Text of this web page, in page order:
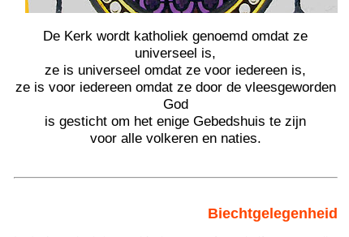
De Kerk wordt katholiek genoemd omdat ze
universeel is,
ze is universeel omdat ze voor iedereen is,
ze is voor iedereen omdat ze door de vleesgeworden
God
is gesticht om het enige Gebedshuis te zijn
voor alle volkeren en naties.
Biechtgelegenheid